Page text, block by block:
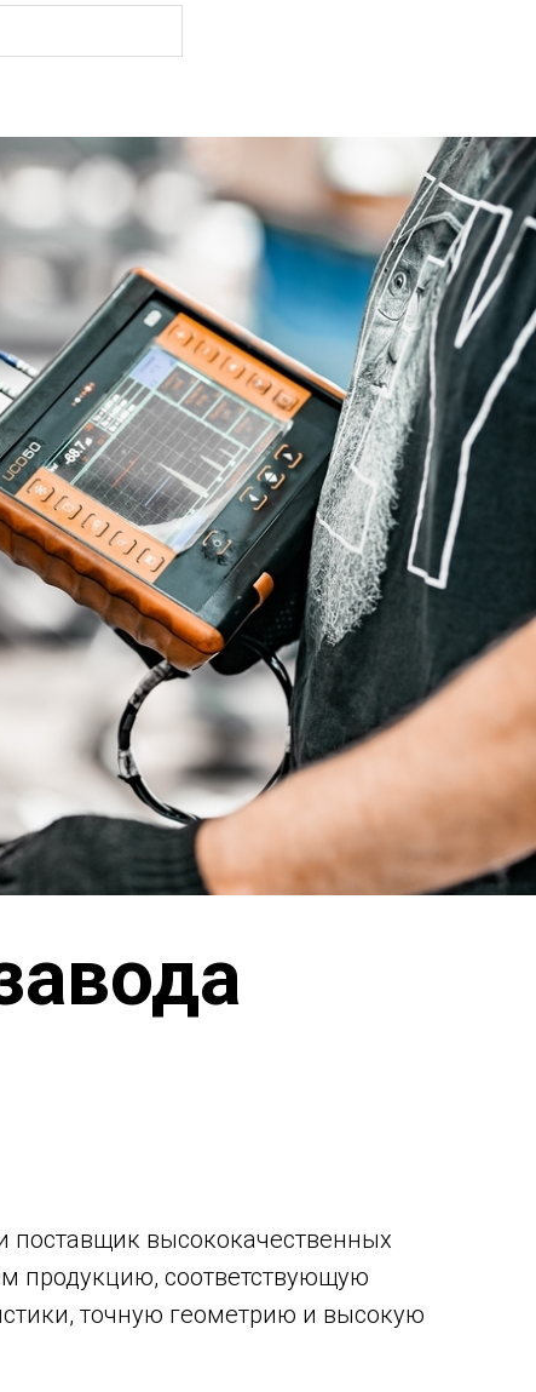
высококачественных
продукцию, соответствующую
точную геометрию и высокую